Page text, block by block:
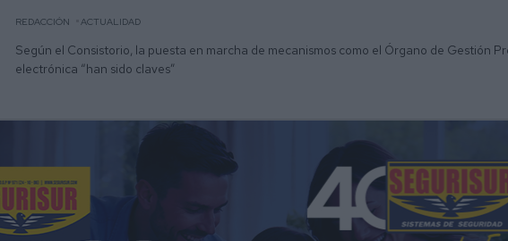
REDACCIÓN ACTUALIDAD
Según el Consistorio, la puesta en marcha de mecanismos como el Órgano de Gestión
electrónica “han sido claves”